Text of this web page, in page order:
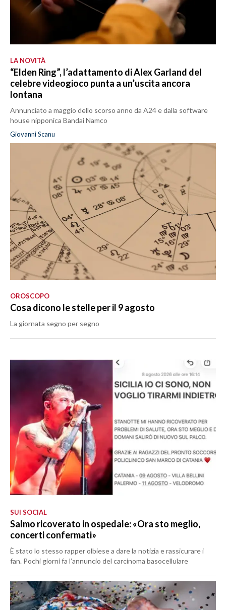
LA NOVITÀ
“Elden Ring”, l’adattamento di Alex Garland del
celebre videogioco punta a un’uscita ancora
lontana
Annunciato a maggio dello scorso anno da A24 e dalla software
house nipponica Bandai Namco
Giovanni Scanu
OROSCOPO
Cosa dicono le stelle per il 9 agosto
La giornata segno per segno
SUI SOCIAL
Salmo ricoverato in ospedale: «Ora sto meglio,
concerti confermati»
È stato lo stesso rapper olbiese a dare la notizia e rassicurare i
fan. Pochi giorni fa l’annuncio del carcinoma basocellulare